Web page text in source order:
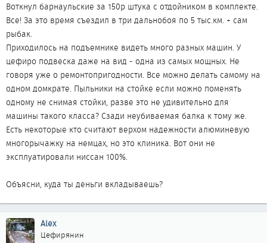
Воткнул барнаульские за 150р штука с отдойником в комплекте.
Все! За это время съездил в три дальнобоя по 5 тыс.км. + сам
рыбак.
Приходилось на подъемнике видеть много разных машин. У
цефиро подвеска даже на вид - одна из самых мощных. Не
говоря уже о ремонтопригодности. Все можно делать самому на
одном домкрате. Пыльники на стойке если можно поменять
одному не снимая стойки, разве это не удивительно для
машины такого класса? Сзади неубиваемая балка к тому же.
Есть некоторые кто считают верхом надежности алюминевую
многорычажку на немцах, но это клиника. Вот они не
эксплуатировали ниссан 100%.
Объясни, куда ты деньги вкладываешь?
Alex
Цефирянин